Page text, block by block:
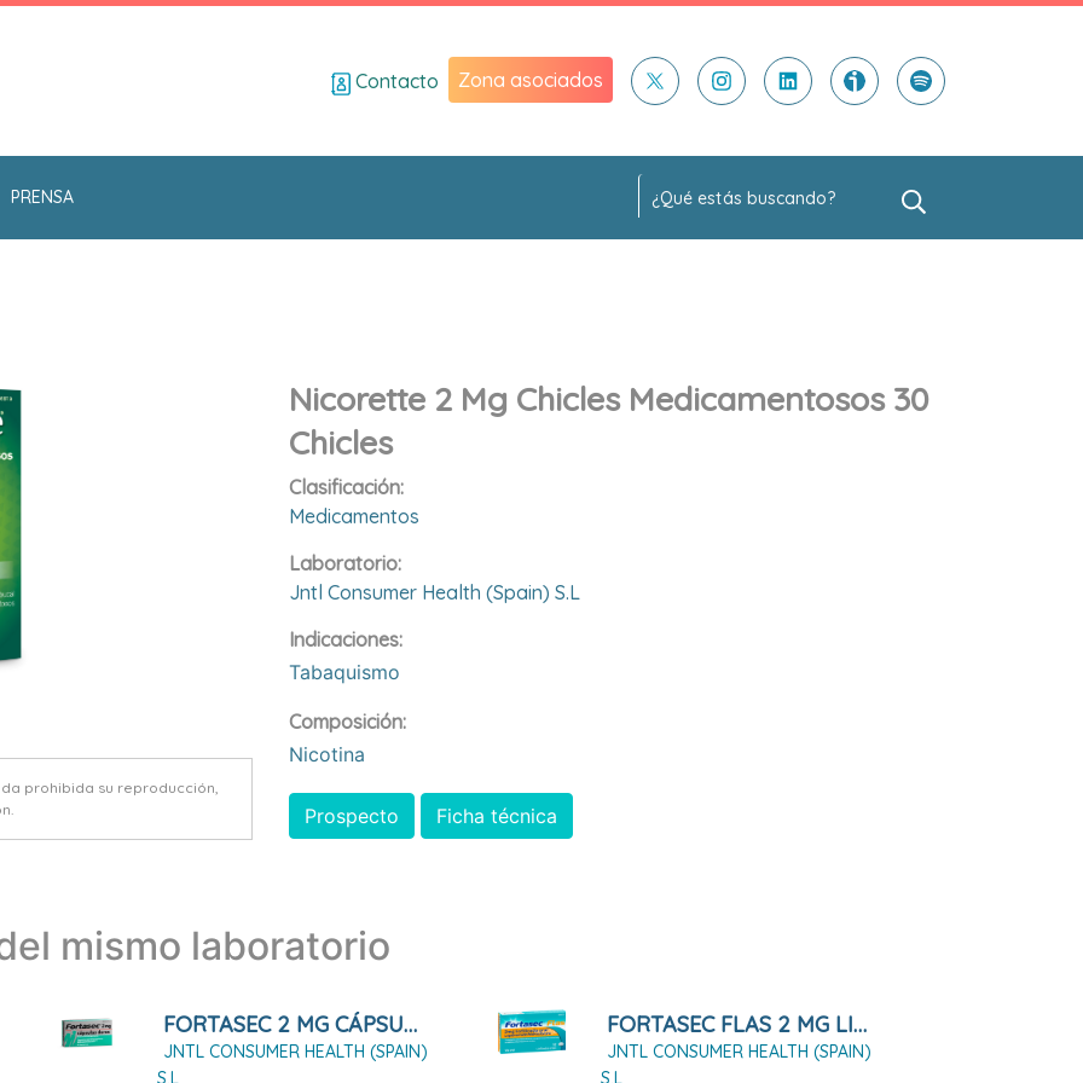
Contacto Zona asociados
PRENSA
prohibida su reproducción,
Nicorette 2 Mg Chicles Medicamentosos 30
Chicles
Clasificación:
Medicamentos
Laboratorio:
Jntl Consumer Health (spain) S.l
Indicaciones:
Tabaquismo
Composición:
Nicotina
Prospecto Ficha técnica
mismo laboratorio
FORTASEC 2 MG CÁPSULAS DURAS, 20 CÁPSULAS
JNTL CONSUMER HEALTH (SPAIN)
S.L
FORTASEC FLAS 2 MG LIOFILIZADO ORAL, 12 LIOFILIZADOS
JNTL CONSUMER HEALTH (SPAIN)
S.L